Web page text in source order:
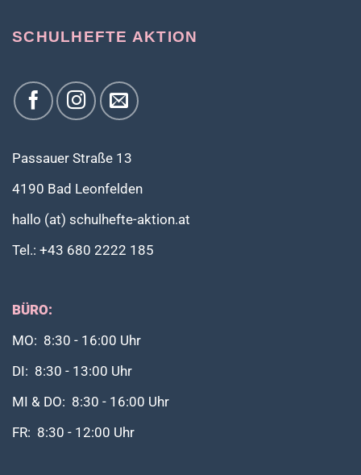
SCHULHEFTE AKTION
Passauer Straße 13
4190 Bad Leonfelden
hallo (at) schulhefte-aktion.at
Tel.: +43 680 2222 185
BÜRO:
MO: 8:30 - 16:00 Uhr
DI: 8:30 - 13:00 Uhr
MI & DO: 8:30 - 16:00 Uhr
FR: 8:30 - 12:00 Uhr